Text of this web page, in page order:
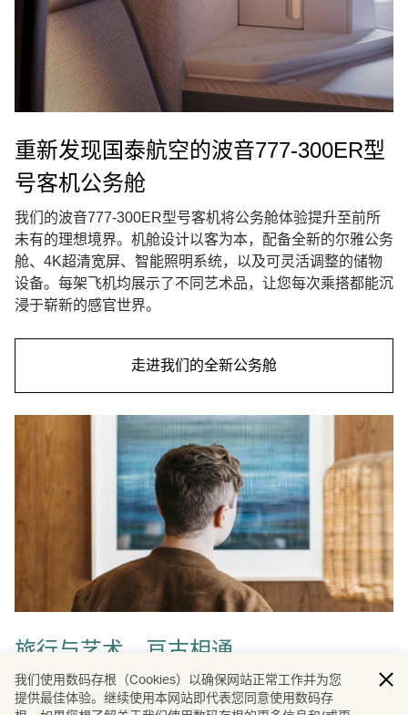
重新发现国泰航空的波音777-300ER型
号客机公务舱
我们的波音777-300ER型号客机将公务舱体验提升至前所
未有的理想境界。机舱设计以客为本，配备全新的尔雅公务
舱、4K超清宽屏、智能照明系统，以及可灵活调整的储物
设备。每架飞机均展示了不同艺术品，让您每次乘搭都能沉
浸于崭新的感官世界。
走进我们的全新公务舱
旅行与艺术，亘古相通
通过我们娓娓道来的动人故事，感悟旅行与艺术的交融，让
灵感成为您我下次同行的向导。
我们使用数码存根（Cookies）以确保网站正常工作并为您
提供最佳体验。继续使用本网站即代表您同意使用数码存